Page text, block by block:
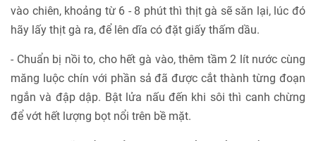
vào chiên, khoảng từ 6 - 8 phút thì thịt gà sẽ săn lại, lúc đó
hãy lấy thịt gà ra, để lên dĩa có đặt giấy thấm dầu.
- Chuẩn bị nồi to, cho hết gà vào, thêm tầm 2 lít nước cùng
măng luộc chín với phần sả đã được cắt thành từng đoạn
ngắn và đập dập. Bật lửa nấu đến khi sôi thì canh chừng
để vớt hết lượng bọt nổi trên bề mặt.